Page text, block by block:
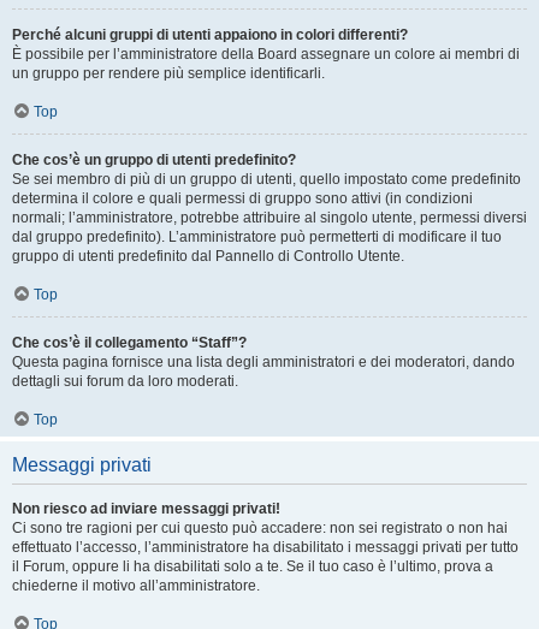
Perché alcuni gruppi di utenti appaiono in colori differenti?
È possibile per l’amministratore della Board assegnare un colore ai membri di
un gruppo per rendere più semplice identificarli.
Top
Che cos’è un gruppo di utenti predefinito?
Se sei membro di più di un gruppo di utenti, quello impostato come predefinito
determina il colore e quali permessi di gruppo sono attivi (in condizioni
normali; l’amministratore, potrebbe attribuire al singolo utente, permessi diversi
dal gruppo predefinito). L’amministratore può permetterti di modificare il tuo
gruppo di utenti predefinito dal Pannello di Controllo Utente.
Top
Che cos’è il collegamento “Staff”?
Questa pagina fornisce una lista degli amministratori e dei moderatori, dando
dettagli sui forum da loro moderati.
Top
Messaggi privati
Non riesco ad inviare messaggi privati!
Ci sono tre ragioni per cui questo può accadere: non sei registrato o non hai
effettuato l’accesso, l’amministratore ha disabilitato i messaggi privati per tutto
il Forum, oppure li ha disabilitati solo a te. Se il tuo caso è l’ultimo, prova a
chiederne il motivo all’amministratore.
Top